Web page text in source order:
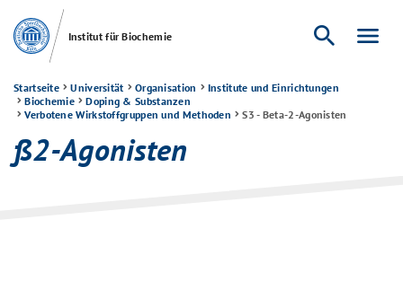
Institut für Biochemie search menu
Startseite Universität Organisation
Institute und Einrichtungen
Biochemie
Doping & Substanzen
Verbotene Wirkstoffgruppen und Methoden
S3 - Beta-2-Agonisten
ß2-Agonisten